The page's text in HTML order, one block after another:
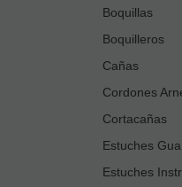
Boquillas
Boquilleros
Cañas
Cordones
Cortacañas
Estuches
Estuches